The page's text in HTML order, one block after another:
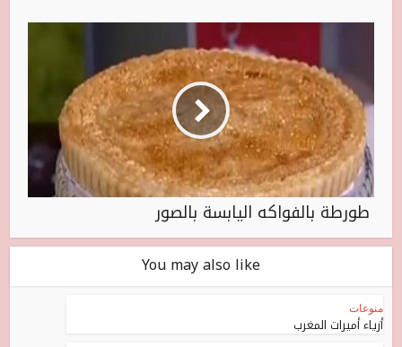
طورطة بالفواكه اليابسة بالصور
You may also like
منوعات
أزياء أميرات المغرب